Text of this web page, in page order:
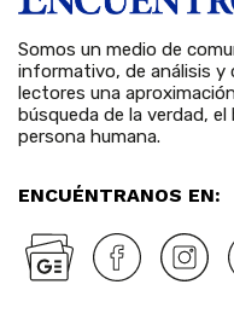
Somos un medio de
informativo, de análisis y
lectores una
búsqueda de la verdad,
persona humana.
ENCUÉNTRANOS EN: